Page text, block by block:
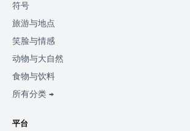
符号
旅游与地点
笑脸与情感
动物与大自然
食物与饮料
所有分类 →
平台